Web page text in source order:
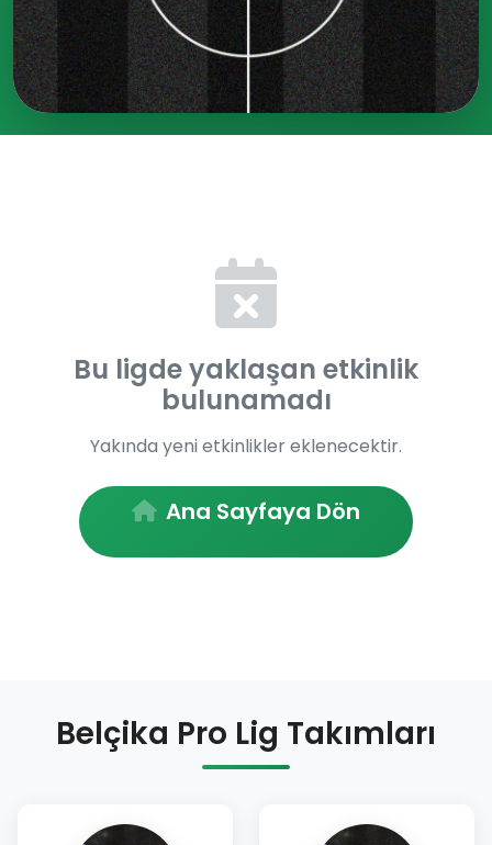
Bu ligde yaklaşan etkinlik
bulunamadı
Yakında yeni etkinlikler eklenecektir.
Ana Sayfaya Dön
Belçika Pro Lig Takımları